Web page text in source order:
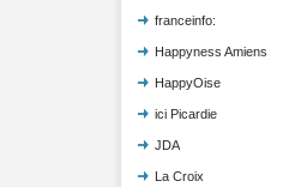
franceinfo:
Happyness Amiens
HappyOise
ici Picardie
JDA
La Croix